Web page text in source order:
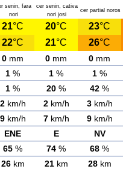
senin, fara
nori
cer senin, cativa
nori josi
cer partial noros
21°C 20°C 23°C
22°C 21°C 26°C
0 mm 0 mm 0 mm
1 % 1 % 1 %
1 % 20 % 42 %
2km/h 2km/h 3km/h
9km/h 7km/h 9km/h
ENE E NV
65 % 74 % 68 %
26km 21km 28km